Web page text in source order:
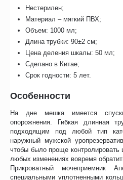
Нестерилен;
Материал – мягкий ПВХ;
Объем: 1000 мл;
Длина трубки: 90±2 см;
Цена деления шкалы: 50 мл;
Сделано в Китае;
Срок годности: 5 лет.
Особенности
На дне мешка имеется
опорожнения. Гибкая длинная
подходящим под любой тип
наружный мужской
чтобы было проще контролировать
любых изменениях вовремя
Прикроватный мочеприемник
специальными уплотненными